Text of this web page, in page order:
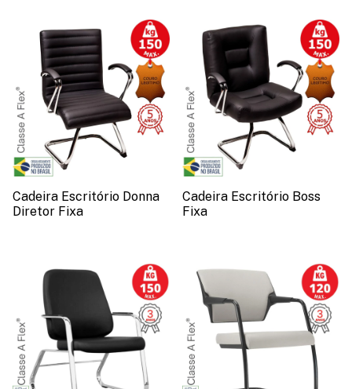
Cadeira Escritório Donna
Diretor Fixa
Cadeira Escritório Boss
Fixa